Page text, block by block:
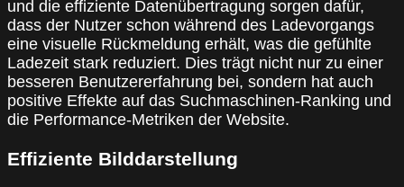
und die effiziente Datenübertragung sorgen dafür,
dass der Nutzer schon während des Ladevorgangs
eine visuelle Rückmeldung erhält, was die gefühlte
Ladezeit stark reduziert. Dies trägt nicht nur zu einer
besseren Benutzererfahrung bei, sondern hat auch
positive Effekte auf das Suchmaschinen-Ranking und
die Performance-Metriken der Website.
Effiziente Bilddarstellung